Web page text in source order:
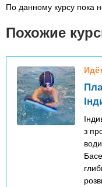
По данному курсу пока
Похожие
з